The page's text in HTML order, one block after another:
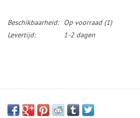
Beschikbaarheid: Op voorraad(1)
Levertijd:
1-2 dagen